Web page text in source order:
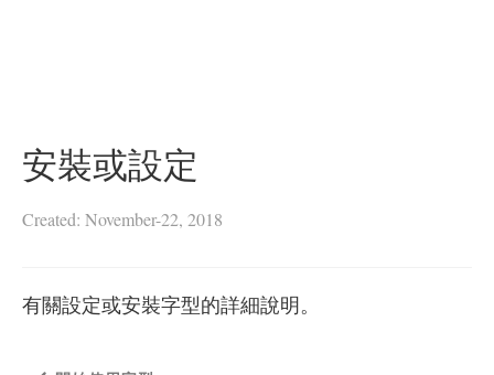
安裝或設定
Created: November-22, 2018
有關設定或安裝字型的詳細說明。